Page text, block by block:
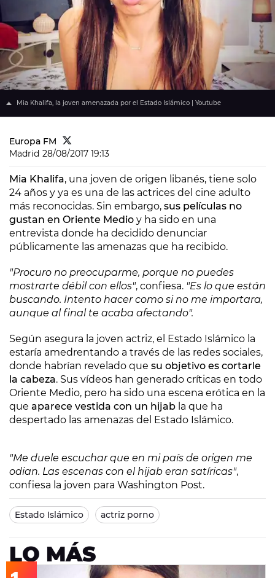
Mia Khalifa, la joven amenazada por el Estado Islámico | Youtube
Europa FM
Madrid 28/08/2017 19:13
Mia Khalifa, una joven de origen libanés, tiene solo
24 años y ya es una de las actrices del cine adulto
más reconocidas. Sin embargo, sus películas no
gustan en Oriente Medio y ha sido en una
entrevista donde ha decidido denunciar
públicamente las amenazas que ha recibido.
"Procuro no preocuparme, porque no puedes
mostrarte débil con ellos", confiesa. "Es lo que están
buscando. Intento hacer como si no me importara,
aunque al final te acaba afectando".
Según asegura la joven actriz, el Estado Islámico la
estaría amedrentando a través de las redes sociales,
donde habrían revelado que su objetivo es cortarle
la cabeza. Sus vídeos han generado críticas en todo
Oriente Medio, pero ha sido una escena erótica en la
que aparece vestida con un hijab la que ha
despertado las amenazas del Estado Islámico.
"Me duele escuchar que en mi país de origen me
odian. Las escenas con el hijab eran satíricas",
confiesa la joven para Washington Post.
Estado Islámico actriz porno
LO MÁS